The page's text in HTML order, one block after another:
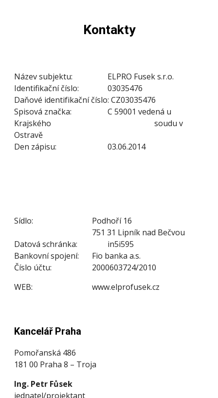
Kontakty
Název subjektu:
ELPRO Fusek s.r.o.
Identifikační číslo:
03035476
Daňové identifikační číslo: CZ03035476
Spisová značka:
C 59001 vedená u
Krajského
soudu v
Ostravě
Den zápisu:
03.06.2014
Sídlo:
Podhoří 16
751 31 Lipník nad Bečvou
Datová schránka:
in5i595
Bankovní spojení:
Fio banka a.s.
Číslo účtu:
2000603724/2010
WEB:
www.elprofusek.cz
Kancelář Praha
Pomořanská 486
181 00 Praha 8 – Troja
Ing. Petr Fůsek
jednatel/projektant